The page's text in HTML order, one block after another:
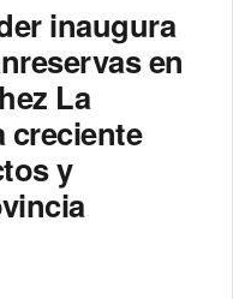
inaugura
en
La
creciente
y